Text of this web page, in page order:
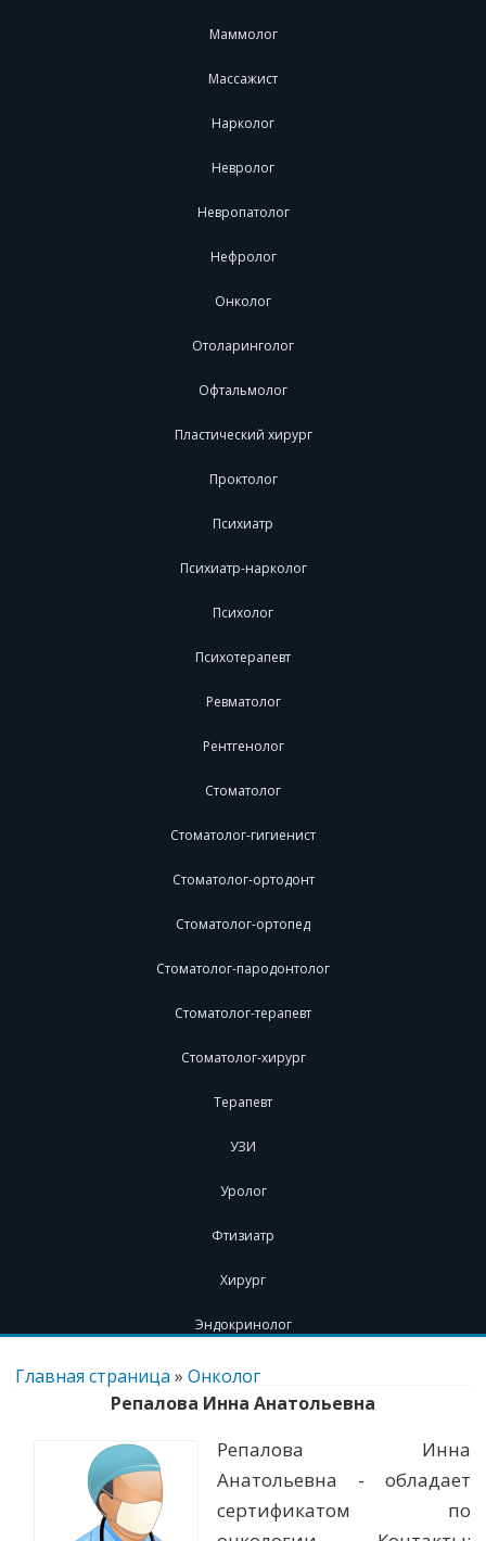
Маммолог
Массажист
Нарколог
Невролог
Невропатолог
Нефролог
Онколог
Отоларинголог
Офтальмолог
Пластический хирург
Проктолог
Психиатр
Психиатр-нарколог
Психолог
Психотерапевт
Ревматолог
Рентгенолог
Стоматолог
Стоматолог-гигиенист
Стоматолог-ортодонт
Стоматолог-ортопед
Стоматолог-пародонтолог
Стоматолог-терапевт
Стоматолог-хирург
Терапевт
УЗИ
Уролог
Фтизиатр
Хирург
Эндокринолог
Перейти
содержимому
Главная страница » Онколог
Репалова Инна Анатольевна
Репалова Инна
Анатольевна - обладает
сертификатом по